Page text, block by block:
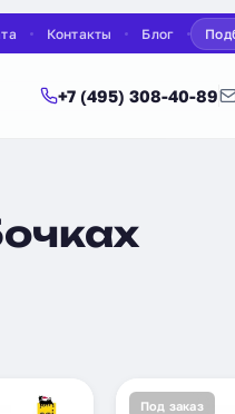
Контакты Блог
+7 (495) 308-40-89
Под заказ